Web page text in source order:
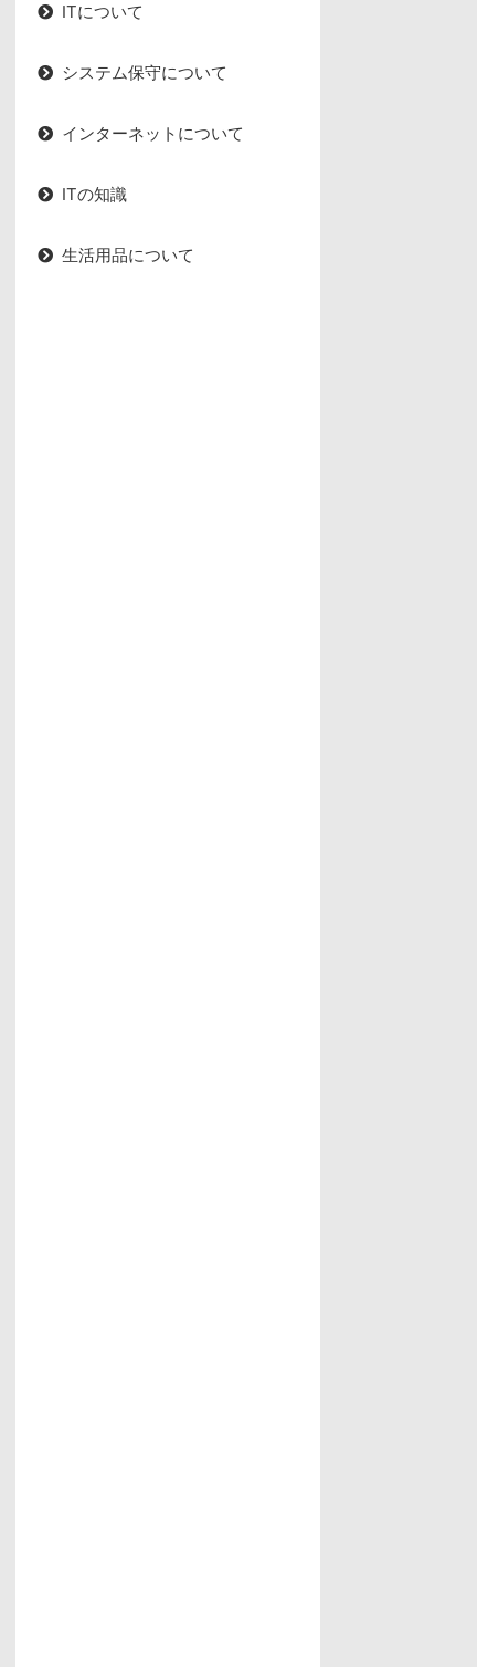
ITについて
システム保守について
インターネットについて
ITの知識
生活用品について